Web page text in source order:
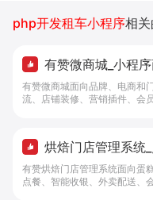
php开发租车小程序相
有赞微商城_小程
购工具 - 做生意,
有赞微商城面向品牌、电商和
流、店铺装修、营销插件、会
烘焙门店管理系统
具 - 做生意, 找有赞
有赞烘焙门店管理系统面向蛋
点餐、智能收银、外卖配送、